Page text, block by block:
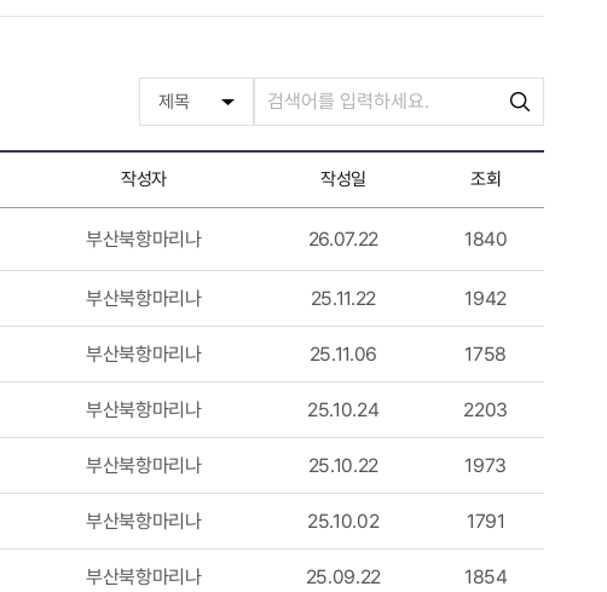
작성자 작성일 조회
부산북항마리나 26.07.22 1840
부산북항마리나 25.11.22 1942
부산북항마리나 25.11.06 1758
부산북항마리나 25.10.24 2203
부산북항마리나 25.10.22 1973
부산북항마리나 25.10.02 1791
부산북항마리나 25.09.22 1854